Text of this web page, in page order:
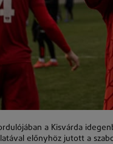
a Kisvárda
előnyhöz jutott a